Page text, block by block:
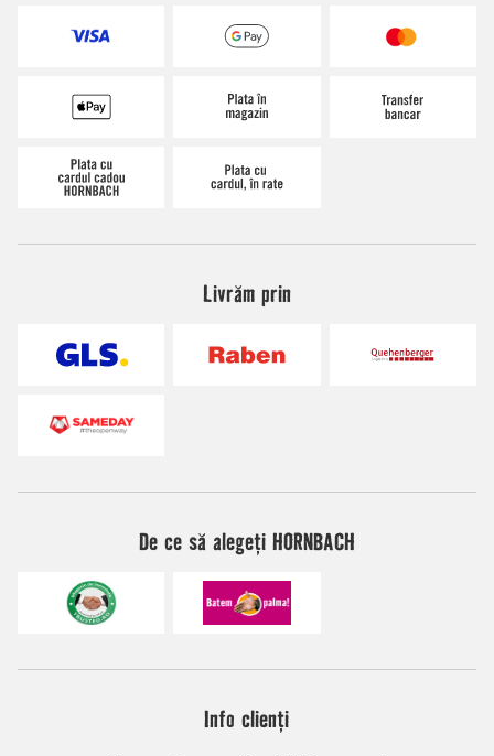
Livrăm prin
De ce să alegeți HORNBACH
Info clienți